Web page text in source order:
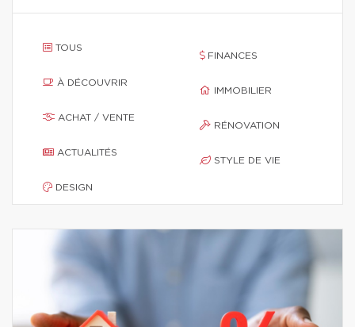
TOUS
À DÉCOUVRIR
ACHAT / VENTE
ACTUALITÉS
DESIGN
FINANCES
IMMOBILIER
RÉNOVATION
STYLE DE VIE